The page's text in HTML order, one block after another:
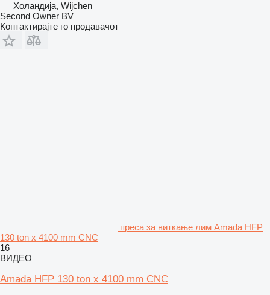
Холандија, Wijchen
Second Owner BV
Контактирајте го продавачот
преса за виткање лим Amada HFP
130 ton x 4100 mm CNC
16
ВИДЕО
Amada HFP 130 ton x 4100 mm CNC